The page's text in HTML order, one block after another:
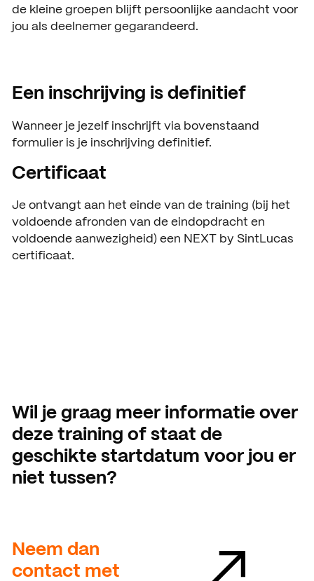
de kleine groepen blijft persoonlijke aandacht voor
jou als deelnemer gegarandeerd.
Een inschrijving is definitief
Wanneer je jezelf inschrijft via bovenstaand
formulier is je inschrijving definitief.
Certificaat
Je ontvangt aan het einde van de training (bij het
voldoende afronden van de eindopdracht en
voldoende aanwezigheid) een NEXT by SintLucas
certificaat.
Wil je graag meer informatie over
deze training of staat de
geschikte startdatum voor jou er
niet tussen?
Neem dan
contact met